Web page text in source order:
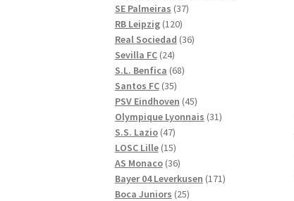
SE Palmeiras 3737
RB Leipzig 120120
produkter
Real Sociedad 3636
Sevilla FC 2424
produkter
S.L. Benfica 6868
Santos FC 3535
produkter
PSV Eindhoven 4545
produkter
Olympique Lyonnais 3131
S.S. Lazio 4747
produkter
LOSC Lille 1515
produkter
AS Monaco 3636
produkter
Bayer 04 Leverkusen 171171
Boca Juniors 2525